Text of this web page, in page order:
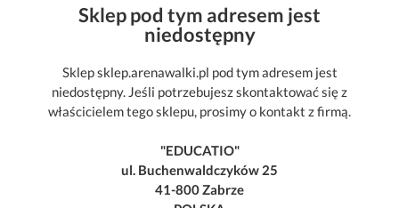
Sklep pod tym adresem jest
niedostępny
Sklep sklep.arenawalki.pl pod tym adresem jest
niedostępny. Jeśli potrzebujesz skontaktować się z
właścicielem tego sklepu, prosimy o kontakt z firmą.
"EDUCATIO"
ul. Buchenwaldczyków 25
41-800 Zabrze